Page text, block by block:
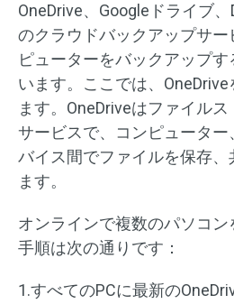
OneDrive、Googleドライブ
のクラウドバックアップサ
ピューターをバックアップ
います。ここでは、
ます。OneDriveはファイル
サービスで、コンピュータ
バイス間でファイルを保存、
ます。
オンラインで複数のパソコ
手順は次の通りです：
1.すべてのPCに最新の